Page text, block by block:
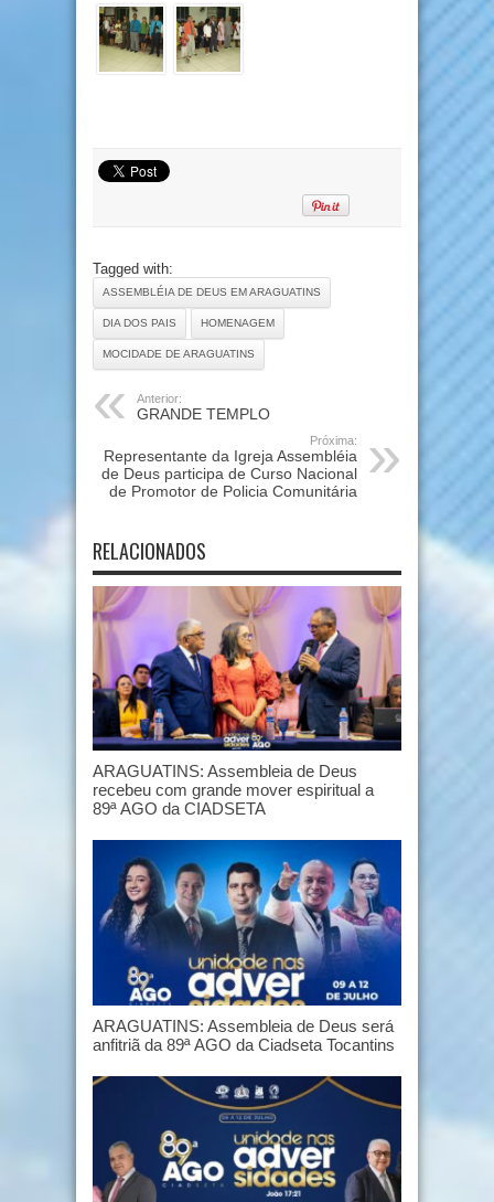
Tagged with:
ASSEMBLÉIA DE DEUS EM ARAGUATINS
DIA DOS PAIS HOMENAGEM
MOCIDADE DE ARAGUATINS
Anterior:
GRANDE TEMPLO
Próxima:
Representante da Igreja Assembléia
de Deus participa de Curso Nacional
de Promotor de Policia Comunitária
RELACIONADOS
ARAGUATINS: Assembleia de Deus
recebeu com grande mover espiritual a
89ª AGO da CIADSETA
ARAGUATINS: Assembleia de Deus será
anfitriã da 89ª AGO da Ciadseta Tocantins